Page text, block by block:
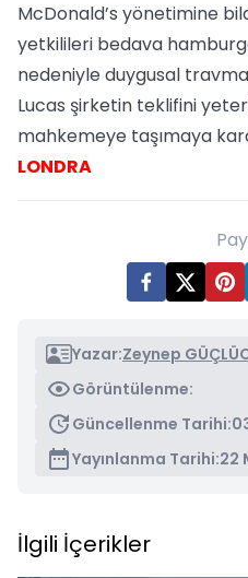
McDonald’s yönetimine
yetkilileri bedava
nedeniyle duygusal travma
Lucas şirketin teklifini
mahkemeye taşımaya
LONDRA
Yazar:Zeynep
Görüntülenme:
Güncellenme Tarihi:
Yayınlanma Tarihi:22
İlgili İçerikler